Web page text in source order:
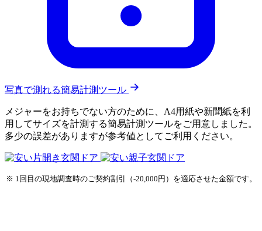
写真で測れる簡易計測ツール
メジャーをお持ちでない方のために、A4用紙や新聞紙を利
用してサイズを計測する簡易計測ツールをご用意しました。
多少の誤差がありますが参考値としてご利用ください。
※ 1回目の現地調査時のご契約割引（-20,000円）を適応させた金額です。